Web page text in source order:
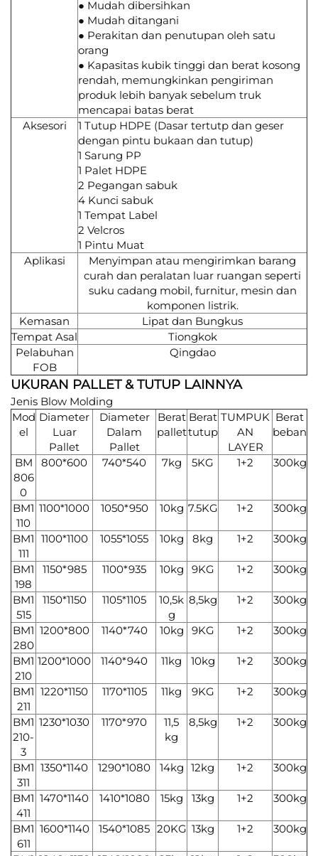
● Mudah dibersihkan
● Mudah ditangani
● Perakitan dan penutupan oleh satu
orang
● Kapasitas kubik tinggi dan berat kosong
rendah, memungkinkan pengiriman
produk lebih banyak sebelum truk
mencapai batas berat
Aksesori
1 Tutup HDPE (Dasar tertutp dan geser
dengan pintu bukaan dan tutup)
1 Sarung PP
1 Palet HDPE
2 Pegangan sabuk
4 Kunci sabuk
1 Tempat Label
2 Velcros
1 Pintu Muat
Aplikasi
Menyimpan atau mengirimkan barang
curah dan peralatan luar ruangan seperti
suku cadang mobil, furnitur, mesin dan
komponen listrik.
Kemasan
Lipat dan Bungkus
Tempat Asal
Tiongkok
Pelabuhan
FOB
Qingdao
UKURAN PALLET & TUTUP LAINNYA
Jenis Blow Molding
Mod
el
Diameter
Luar
Pallet
Diameter
Dalam
Pallet
Berat
pallet
Berat
tutup
TUMPUK
AN
LAYER
Berat
beban
BM
806
0
800*600 740*540 7kg 5KG 1+2 300kg
BM1
110
1100*1000 1050*950 10kg 7.5KG 1+2 300kg
BM1
111
1100*1100 1055*1055 10kg 8kg 1+2 300kg
BM1
198
1150*985 1100*935 10kg 9KG 1+2 300kg
BM1
515
1150*1150 1105*1105
10,5k
g
8,5kg 1+2 300kg
BM1
280
1200*800 1140*740 10kg 9KG 1+2 300kg
BM1
210
1200*1000 1140*940 11kg 10kg 1+2 300kg
BM1
211
1220*1150 1170*1105 11kg 9KG 1+2 300kg
BM1
210-
3
1230*1030 1170*970
11,5
kg
8,5kg 1+2 300kg
BM1
311
1350*1140 1290*1080 14kg 12kg 1+2 300kg
BM1
411
1470*1140 1410*1080 15kg 13kg 1+2 300kg
BM1
611
1600*1140 1540*1085 20KG 13kg 1+2 300kg